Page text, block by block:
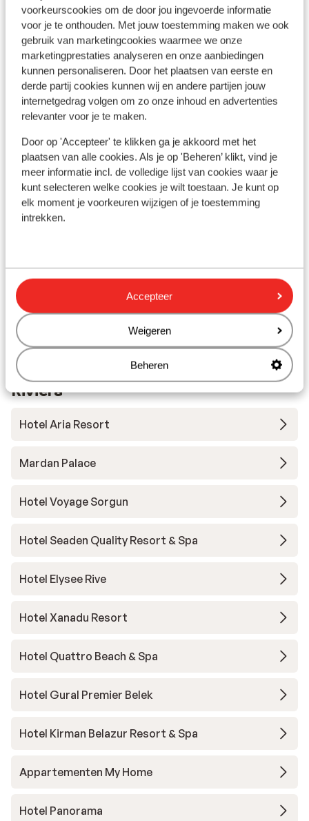
voorkeurscookies om de door jou ingevoerde informatie
voor je te onthouden. Met jouw toestemming maken we ook
gebruik van marketingcookies waarmee we onze
marketingprestaties analyseren en onze aanbiedingen
kunnen personaliseren. Door het plaatsen van eerste en
derde partij cookies kunnen wij en andere partijen jouw
internetgedrag volgen om zo onze inhoud en advertenties
relevanter voor je te maken.
Door op 'Accepteer' te klikken ga je akkoord met het
plaatsen van alle cookies. Als je op 'Beheren’ klikt, vind je
meer informatie incl. de volledige lijst van cookies waar je
kunt selecteren welke cookies je wilt toestaan. Je kunt op
elk moment je voorkeuren wijzigen of je toestemming
intrekken.
Accepteer
Weigeren
Beheren
Bekijk alle 17 ervaringen
Ligging
Bekijk op kaart
In de buurt
Aan het strand (zandstrand, handdoekenservice,
ligstoelen (gratis) , parasol (gratis) )
Afstand tot dichtstbijzijnde winkels circa 1,2
Afstand tot dichtstbijzijnde restaurant circa 1,5
Andere accommodaties in Turkse
Rivièra
Hotel Aria Resort
Mardan Palace
Hotel Voyage Sorgun
Hotel Seaden Quality Resort & Spa
Hotel Elysee Rive
Hotel Xanadu Resort
Hotel Quattro Beach & Spa
Hotel Gural Premier Belek
Hotel Kirman Belazur Resort & Spa
Appartementen My Home
Hotel Panorama